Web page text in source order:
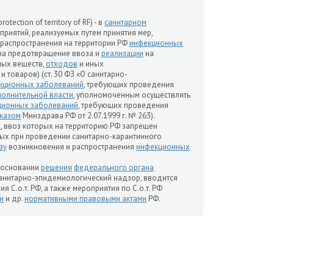
of territory of RF) - в санитарном
реализуемых путем принятия мер,
на территории РФинфекционных
предотвращение ввоза и реализации на
веществ, отходов и иных
товаров) (ст. 30 ФЗ «О санитарно-
заболеваний, требующих проведения
власти, уполномоченным осуществлять
заболеваний, требующих проведения
Минздрава РФ от 2.07.1999 г. № 263).
, ввоз которых на территорию РФ запрещен
при проведении санитарно-карантинного
возникновения и распространения инфекционных
решения федерального органа
эпидемиологический надзор, вводится
С.о.т. РФ, а также мероприятия по С.о.т. РФ
и др.нормативными правовыми актами РФ.